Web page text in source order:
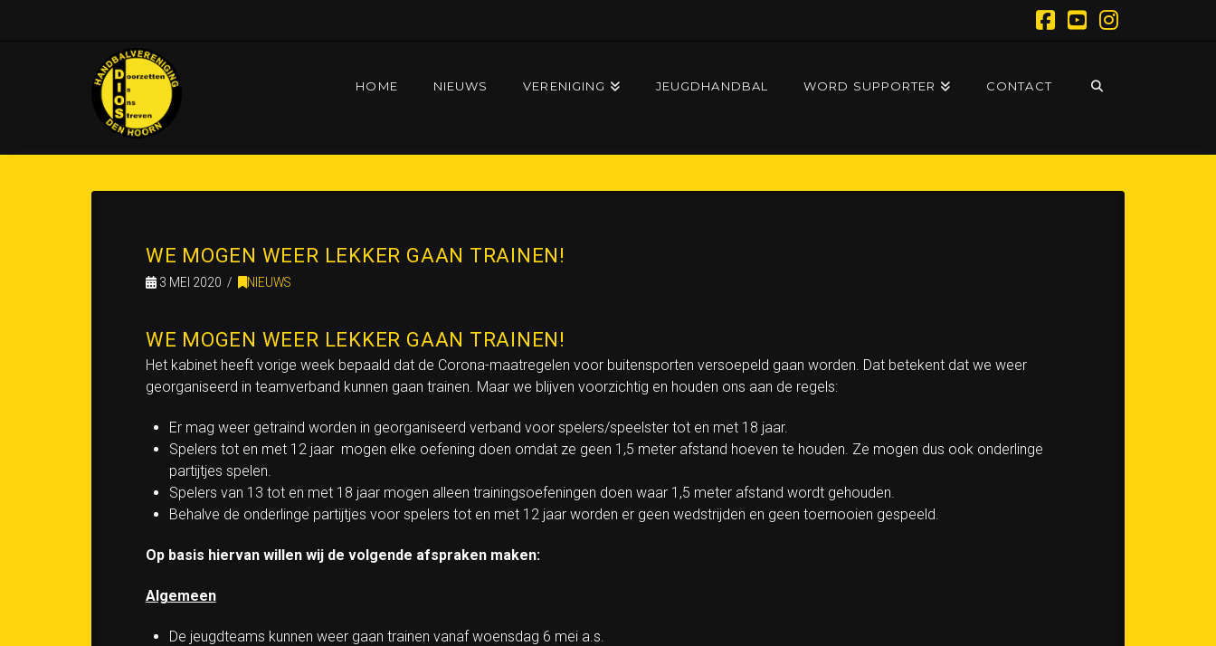
HOME NIEUWS VERENIGING JEUGDHANDBAL WORD SUPPORTER CONTACT
WE MOGEN WEER LEKKER GAAN TRAINEN!
3 MEI 2020 NIEUWS
WE MOGEN WEER LEKKER GAAN TRAINEN!
Het kabinet heeft vorige week bepaald dat de Corona-maatregelen voor buitensporten versoepeld gaan worden. Dat betekent dat we weer
georganiseerd in teamverband kunnen gaan trainen. Maar we blijven voorzichtig en houden ons aan de regels:
Er mag weer getraind worden in georganiseerd verband voor spelers/speelster tot en met 18 jaar.
Spelers tot en met 12 jaar mogen elke oefening doen omdat ze geen 1,5 meter afstand hoeven te houden. Ze mogen dus ook onderlinge
partijtjes spelen.
Spelers van 13 tot en met 18 jaar mogen alleen trainingsoefeningen doen waar 1,5 meter afstand wordt gehouden.
Behalve de onderlinge partijtjes voor spelers tot en met 12 jaar worden er geen wedstrijden en geen toernooien gespeeld.
Op basis hiervan willen wij de volgende afspraken maken:
Algemeen
De jeugdteams kunnen weer gaan trainen vanaf woensdag 6 mei a.s.